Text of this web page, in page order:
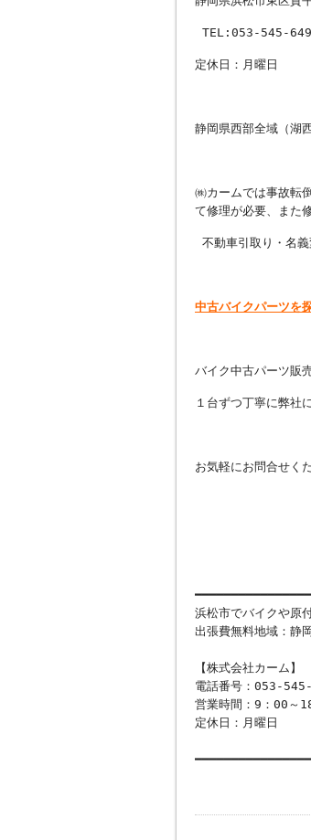
TEL:053-545-
定休日：月曜日
静岡県西部全域（湖
㈱カームでは事故転
て修理が必要、また
不動車引取り・名
中古バイクパーツを
バイク中古パーツ
１台ずつ丁寧に弊社
お気軽にお問合せく
浜松市でバイクや原
出張費無料地域：静
【株式会社カーム】
電話番号：053-
営業時間：9：00～
定休日：月曜日